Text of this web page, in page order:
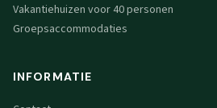
Vakantiehuizen voor 40 personen
Groepsaccommodaties
INFORMATIE